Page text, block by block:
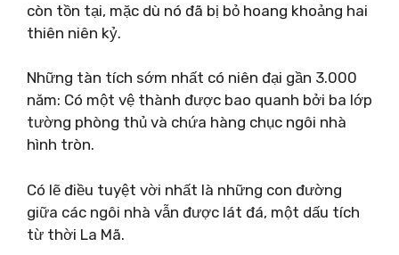
còn tồn tại, mặc dù nó đã bị bỏ hoang khoảng hai
thiên niên kỷ.
Những tàn tích sớm nhất có niên đại gần 3.000
năm: Có một vệ thành được bao quanh bởi ba lớp
tường phòng thủ và chứa hàng chục ngôi nhà
hình tròn.
Có lẽ điều tuyệt vời nhất là những con đường
giữa các ngôi nhà vẫn được lát đá, một dấu tích
từ thời La Mã.